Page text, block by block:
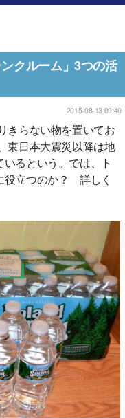
クルーム」3つの活
2015-08-13 09:40
きらない物を置いてお
東日本大震災以降は地
るという。では、ト
役立つのか？ 詳しく